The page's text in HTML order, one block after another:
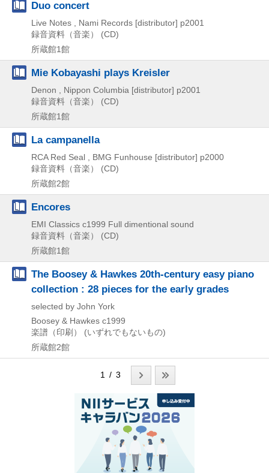
Duo concert
Live Notes , Nami Records [distributor] p2001
録音資料（音楽） (CD)
所蔵館1館
Mie Kobayashi plays Kreisler
Denon , Nippon Columbia [distributor] p2001
録音資料（音楽） (CD)
所蔵館1館
La campanella
RCA Red Seal , BMG Funhouse [distributor] p2000
録音資料（音楽） (CD)
所蔵館2館
Encores
EMI Classics c1999 Full dimentional sound
録音資料（音楽） (CD)
所蔵館1館
The Boosey & Hawkes 20th-century easy piano
collection : 28 pieces for the early grades
selected by John York
Boosey & Hawkes c1999
楽譜（印刷） (いずれでもないもの)
所蔵館2館
1 / 3